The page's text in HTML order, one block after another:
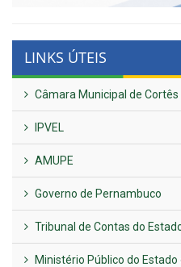
LINKS ÚTEIS
Câmara Municipal de Cortês
IPVEL
AMUPE
Governo de Pernambuco
Tribunal de Contas do
Ministério Público do